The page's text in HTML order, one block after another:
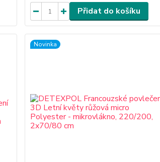
Přidat do košíku
Novinka